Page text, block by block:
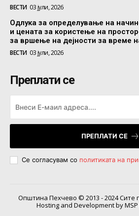
ВЕСТИ 03 јули, 2026
Одлука за определување на
и цената за користење на
за вршење на дејности за време
ВЕСТИ 03 јули, 2026
Преплати се
ПРЕПЛАТИ СЕ
Се согласувам со политиката на
Општина Пехчево © 2013 - 2024 Сите
Hosting and Development by